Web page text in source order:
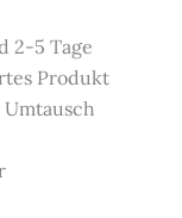
2-5 Tage
Produkt